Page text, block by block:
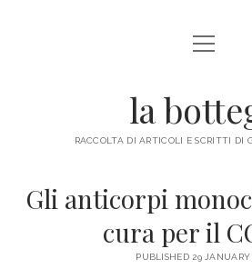
ABOUT ME
facebook
open
menu
la
RACCOLTA DI ARTICOLI E SCRITTI DI
Gli anticorpi
cura per il
PUBLISHED 29 JANUARY